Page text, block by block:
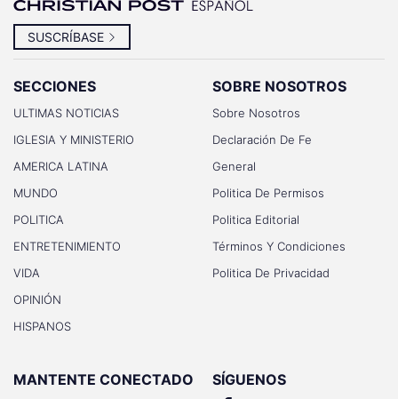
SUSCRÍBASE
SECCIONES
ULTIMAS NOTICIAS
IGLESIA Y MINISTERIO
AMERICA LATINA
MUNDO
POLITICA
ENTRETENIMIENTO
VIDA
OPINIÓN
HISPANOS
SOBRE NOSOTROS
Sobre Nosotros
Declaración De Fe
General
Politica De Permisos
Politica Editorial
Términos Y Condiciones
Politica De Privacidad
MANTENTE CONECTADO SÍGUENOS